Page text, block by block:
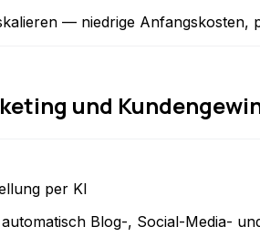
— niedrige
und
per KI
Blog-, Social-Media-